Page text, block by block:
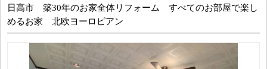
日高市 築30年のお家全体リフォーム すべてのお部屋で楽し
めるお家 北欧ヨーロピアン